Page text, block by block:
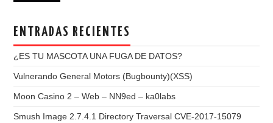
ENTRADAS RECIENTES
¿ES TU MASCOTA UNA FUGA DE DATOS?
Vulnerando General Motors (Bugbounty)(XSS)
Moon Casino 2 – Web – NN9ed – ka0labs
Smush Image 2.7.4.1 Directory Traversal CVE-2017-15079